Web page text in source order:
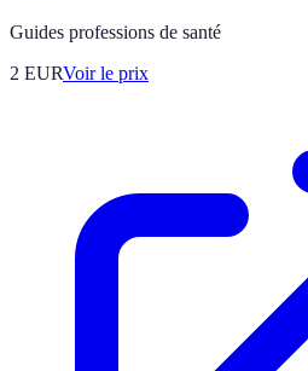
Guides professions de santé
2 EURVoir le prix